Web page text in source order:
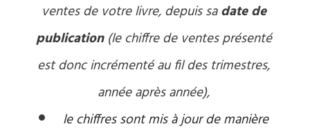
ventes de votre livre, depuis sadate de
publication(le chiffre de ventes présenté
est donc incrémenté au fil des trimestres,
année après année),
le chiffres sont mis à jour de manière